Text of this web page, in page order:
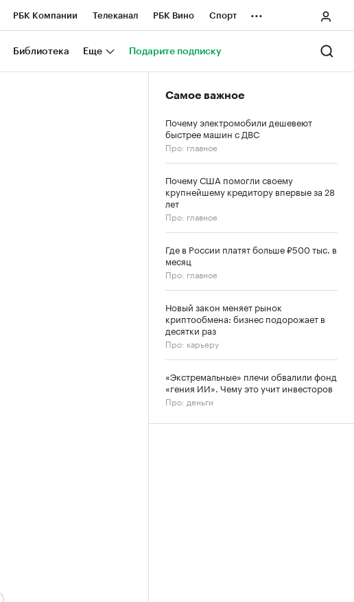
РБК Компании Телеканал РБК Вино Спорт
Национальные проекты Город
...
Библиотека Еще Подарите подписку
Самое важное
Почему электромобили дешевеют
быстрее машин с ДВС
Про: главное
Почему США помогли своему
крупнейшему кредитору впервые за 28
лет
Про: главное
Где в России платят больше ₽500 тыс. в
месяц
Про: главное
Новый закон меняет рынок
криптообмена: бизнес подорожает в
десятки раз
Про: карьеру
«Экстремальные» плечи обвалили фонд
«гения ИИ». Чему это учит инвесторов
Про: деньги